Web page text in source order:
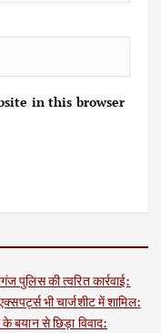
in this browser
पुलिस की त्वरित कार्रवाई:
भी चार्जशीट में शामिल:
बयान से छिड़ा विवाद: